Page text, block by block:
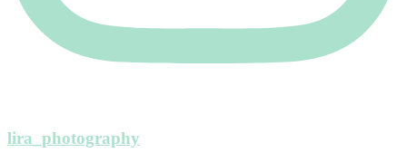
lira_photography